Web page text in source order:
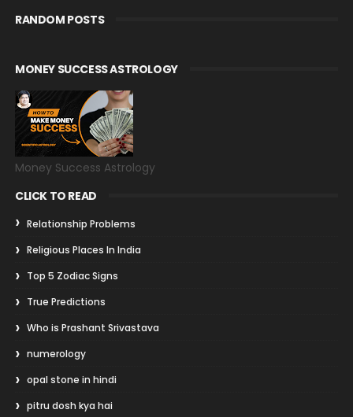
RANDOM POSTS
MONEY SUCCESS ASTROLOGY
Money Success Astrology
CLICK TO READ
Relationship Problems
Religious Places In India
Top 5 Zodiac Signs
True Predictions
Who is Prashant Srivastava
numerology
opal stone in hindi
pitru dosh kya hai